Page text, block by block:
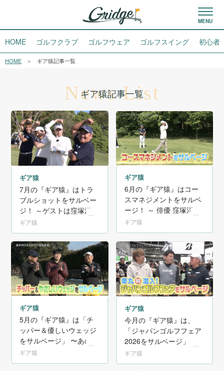
HOME ゴルフクラブ ゴルフウェア ゴルフスイング 初心者
HOME ギア猿記事一覧
ギア猿記事一覧
News List
ギア猿
7月の『ギア猿』はトラ
ブルショットをサルベー
ジ！ ～ゲストは窪塚洋介
さん。スコアを崩さない
ためのリカバリー〜
ギア猿
ギア猿
6月の『ギア猿』はコー
スマネジメントをサルベ
ージ！ ～ 俳優 窪塚洋介
が初登場！ゴルフ偏差値
を辛口調査〜
ギア猿
ギア猿
5月の『ギア猿』は「チ
ッパー＆優しいウェッジ
をサルベージ」 〜あの
「カイジ」の福本伸行先
生がゲストに来てくれま
ギア猿
ギア猿
今月の『ギア猿』は、
「ジャパンゴルフフェア
2026をサルベージ」 ～
華丸さんが会場に初潜入!
宮里兄妹ら大物プロも
ギア猿